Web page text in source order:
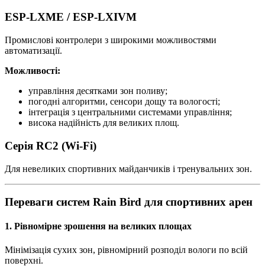
ESP-LXME / ESP-LXIVM
Промислові контролери з широкими можливостями
автоматизації.
Можливості:
управління десятками зон поливу;
погодні алгоритми, сенсори дощу та вологості;
інтеграція з центральними системами управління;
висока надійність для великих площ.
Серія RC2 (Wi-Fi)
Для невеликих спортивних майданчиків і тренувальних зон.
Переваги систем Rain Bird для спортивних арен
1. Рівномірне зрошення на великих площах
Мінімізація сухих зон, рівномірний розподіл вологи по всій
поверхні.